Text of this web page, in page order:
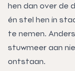
hen dan over de
én stel hen in
te nemen.
stuwmeer aan
ontstaan.